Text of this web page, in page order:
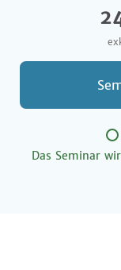
Das Seminar